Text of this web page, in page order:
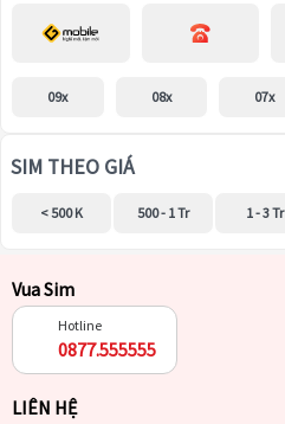
09x 08x 07x
SIM THEO GIÁ
< 500 K 500 - 1 Tr 1 - 3 Tr
Vua Sim
Hotline
0877.555555
LIÊN HỆ